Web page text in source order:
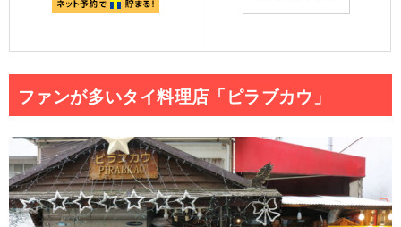
ファンが多いタイ料理店「ピラブカウ」